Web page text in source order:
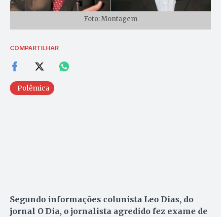
Foto: Montagem
COMPARTILHAR
Polêmica
Segundo informações colunista Leo Dias, do
jornal O Dia, o jornalista agredido fez exame de